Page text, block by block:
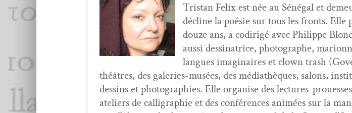
Tris­tan Felix est née au Séné­gal et
décline la poésie sur tous les fronts.
douze ans, a codirigé avec Philippe
aus­si dessi­na­trice, pho­tographe,
langues imag­i­naires et clown trash
théâtres, des galeries-musées, des médiathèques, salons,
dessins et pho­togra­phies. Elle organ­ise des lec­tures-
ate­liers de cal­ligra­phie et des con­férences ani­mées sur la